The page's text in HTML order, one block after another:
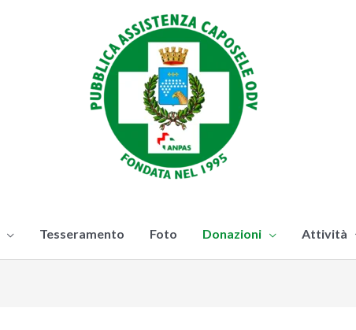
Tesseramento Foto Donazioni Attività